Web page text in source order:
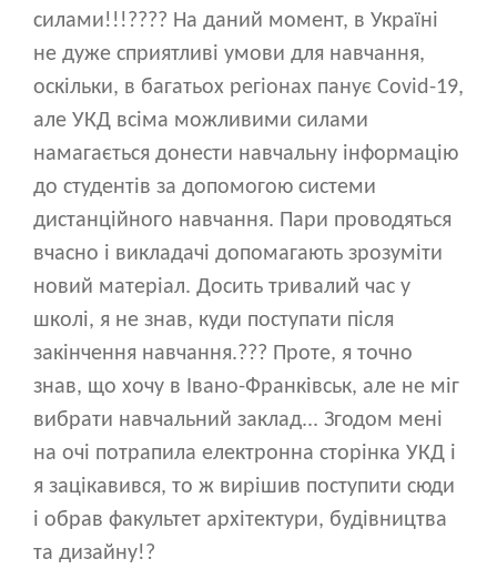
силами!!!?️?️?? На даний момент, в Україні
не дуже сприятливі умови для навчання,
оскільки, в багатьох регіонах панує Covid-19,
але УКД всіма можливими силами
намагається донести навчальну інформацію
до студентів за допомогою системи
дистанційного навчання. Пари проводяться
вчасно і викладачі допомагають зрозуміти
новий матеріал. Досить тривалий час у
школі, я не знав, куди поступати після
закінчення навчання.??? Проте, я точно
знав, що хочу в Івано-Франківськ, але не міг
вибрати навчальний заклад... Згодом мені
на очі потрапила електронна сторінка УКД і
я зацікавився, то ж вирішив поступити сюди
і обрав факультет архітектури, будівництва
та дизайну!?